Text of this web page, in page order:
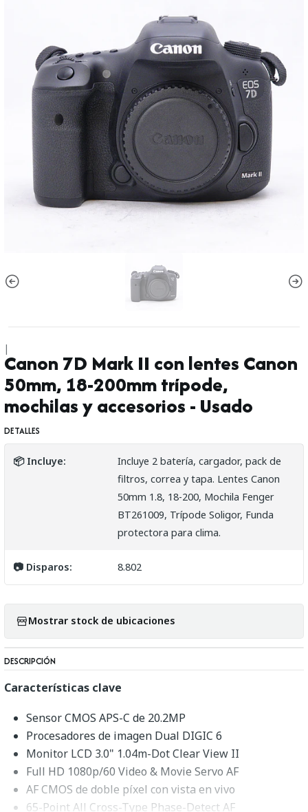
|
Canon 7D Mark II con lentes Canon
50mm, 18-200mm trípode,
mochilas y accesorios - Usado
DETALLES
📦 Incluye:
Incluye 2 batería, cargador, pack de
filtros, correa y tapa. Lentes Canon
50mm 1.8, 18-200, Mochila Fenger
BT261009, Trípode Soligor, Funda
protectora para clima.
📷 Disparos: 8.802
Mostrar stock de ubicaciones
DESCRIPCIÓN
Características clave
Sensor CMOS APS-C de 20.2MP
Procesadores de imagen Dual DIGIC 6
Monitor LCD 3.0" 1.04m-Dot Clear View II
Full HD 1080p/60 Video & Movie Servo AF
AF CMOS de doble píxel con vista en vivo
65-Point All Cross-Type Phase-Detect AF